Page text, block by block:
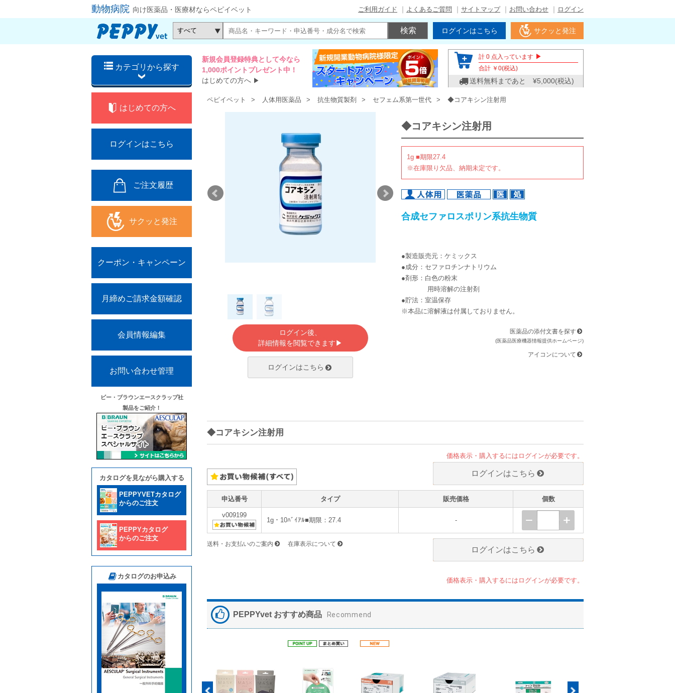
動物病院 向け医薬品・医療材ならペピイベット ご利用ガイド よくあるご質問 サイトマップ お問い合わせ ログイン
ログインはこちら サクッと発注
カテゴリから探す
新規会員登録特典として今なら
1,000ポイントプレゼント中！
はじめての方へ ▶
計 0 点入っています ▶
合計 ￥ 0(税込)
送料無料まであと ¥5,000(税込)
はじめての方へ
ログインはこちら
ご注文履歴
サクッと発注
クーポン・キャンペーン
月締めご請求金額確認
会員情報編集
お問い合わせ管理
ビー・ブラウンエースクラップ社
製品をご紹介！
カタログを見ながら購入する
PEPPYVETカタログ
からのご注文
PEPPYカタログ
からのご注文
カタログのお申込み
ペピイベット 人体用医薬品 抗生物質製剤 セフェム系第一世代 ◆コアキシン注射用
ログイン後、
詳細情報を閲覧できます▶
ログインはこちら
◆コアキシン注射用
1g ■期限27.4
※在庫限り欠品、納期未定です。
合成セファロスポリン系抗生物質
●製造販売元：ケミックス
●成分：セファロチンナトリウム
●剤形：白色の粉末
用時溶解の注射剤
●貯法：室温保存
※本品に溶解液は付属しておりません。
医薬品の添付文書を探す
(医薬品医療機器情報提供ホームページ)
アイコンについて
◆コアキシン注射用
価格表示・購入するにはログインが必要です。
ログインはこちら
申込番号 タイプ 販売価格 個数
v009199
1g・10ﾊﾞｲｱﾙ■期限：27.4 -
送料・お支払いのご案内 在庫表示について
ログインはこちら
価格表示・購入するにはログインが必要です。
PEPPYvet おすすめ商品 Recommend